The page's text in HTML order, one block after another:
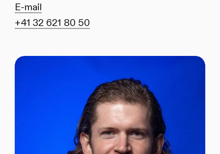
E-mail
+41 32 621 80 50